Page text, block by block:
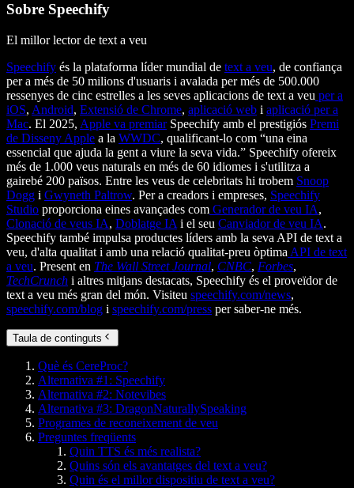
Sobre Speechify
El millor lector de text a veu
Speechify és la plataforma líder mundial de text a veu, de confiança
per a més de 50 milions d'usuaris i avalada per més de 500.000
ressenyes de cinc estrelles a les seves aplicacions de text a veu per a
iOS, Android, Extensió de Chrome, aplicació web i aplicació per a
Mac. El 2025, Apple va premiarSpeechify amb el prestigiós Premi
de Disseny Apple a la WWDC, qualificant-lo com “una eina
essencial que ajuda la gent a viure la seva vida.” Speechify ofereix
més de 1.000 veus naturals en més de 60 idiomes i s'utilitza a
gairebé 200 països. Entre les veus de celebritats hi trobem Snoop
Dogg i Gwyneth Paltrow. Per a creadors i empreses, Speechify
Studio proporciona eines avançades com Generador de veu IA,
Clonació de veus IA, Doblatge IA i el seu Canviador de veu IA.
Speechify també impulsa productes líders amb la seva API de text a
veu, d'alta qualitat i amb una relació qualitat-preu òptima API de text
a veu. Present en The Wall Street Journal, CNBC, Forbes,
TechCrunch i altres mitjans destacats, Speechify és el proveïdor de
text a veu més gran del món. Visiteu speechify.com/news,
speechify.com/blog i speechify.com/press per saber-ne més.
Taula de continguts
Què és CereProc?
Alternativa #1: Speechify
Alternativa #2: Notevibes
Alternativa #3: DragonNaturallySpeaking
Programes de reconeixement de veu
Preguntes freqüents
Quin TTS és més realista?
Quins són els avantatges del text a veu?
Quin és el millor dispositiu de text a veu?